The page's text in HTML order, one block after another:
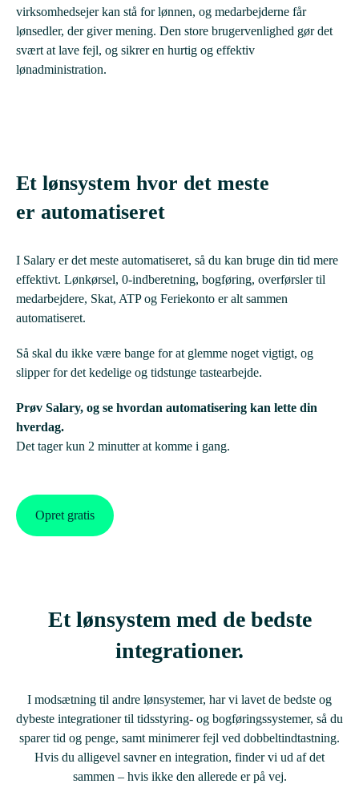
virksomhedsejer kan stå for lønnen, og medarbejderne får
lønsedler, der giver mening. Den store brugervenlighed gør det
svært at lave fejl, og sikrer en hurtig og effektiv
lønadministration.
Et lønsystem hvor det meste
er automatiseret
I Salary er det meste automatiseret, så du kan bruge din tid mere
effektivt. Lønkørsel, 0-indberetning, bogføring, overførsler til
medarbejdere, Skat, ATP og Feriekonto er alt sammen
automatiseret.
Så skal du ikke være bange for at glemme noget vigtigt, og
slipper for det kedelige og tidstunge tastearbejde.
Prøv Salary, og se hvordan automatisering kan lette din
hverdag.
Det tager kun 2 minutter at komme i gang.
Opret gratis
Et lønsystem med de bedste
integrationer.
I modsætning til andre lønsystemer, har vi lavet de bedste og
dybeste integrationer til tidsstyring- og bogføringssystemer, så du
sparer tid og penge, samt minimerer fejl ved dobbeltindtastning.
Hvis du alligevel savner en integration, finder vi ud af det
sammen – hvis ikke den allerede er på vej.